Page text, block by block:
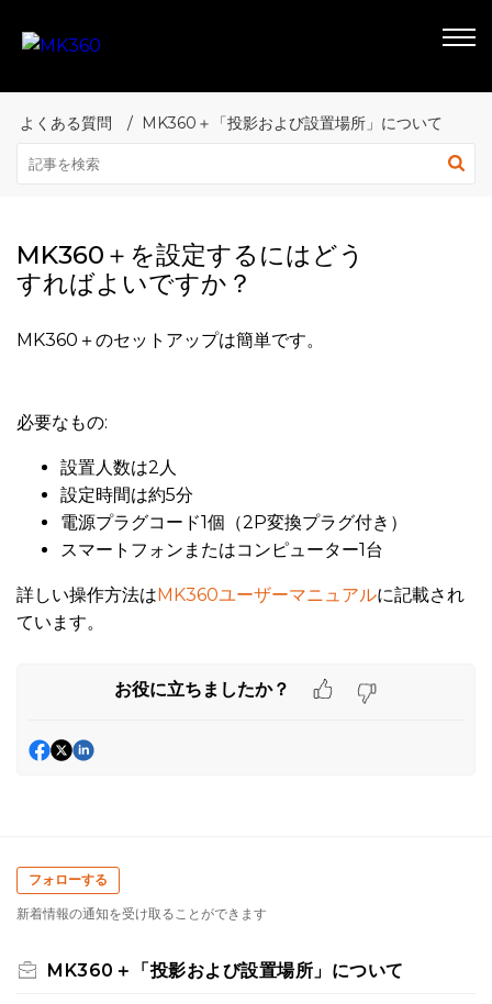
よくある質問 MK360＋「投影および設置場所」について
MK360＋を設定するにはどう
すればよいですか？
MK360＋のセットアップは簡単です。
必要なもの:
設置人数は2人
設定時間は約5分
電源プラグコード1個（2P変換プラグ付き）
スマートフォンまたはコンピューター1台
詳しい操作方法はMK360ユーザーマニュアルに記載され
ています。
お役に立ちましたか？
フォローする
新着情報の通知を受け取ることができます
MK360＋「投影および設置場所」について